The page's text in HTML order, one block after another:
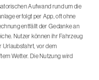
Aufwand rund um die
erfolgt per App, oft ohne
entfällt der Gedanke an
Nutzer können ihr Fahrzeug
Urlaubsfahrt, vor dem
Wetter. Die Nutzung wird